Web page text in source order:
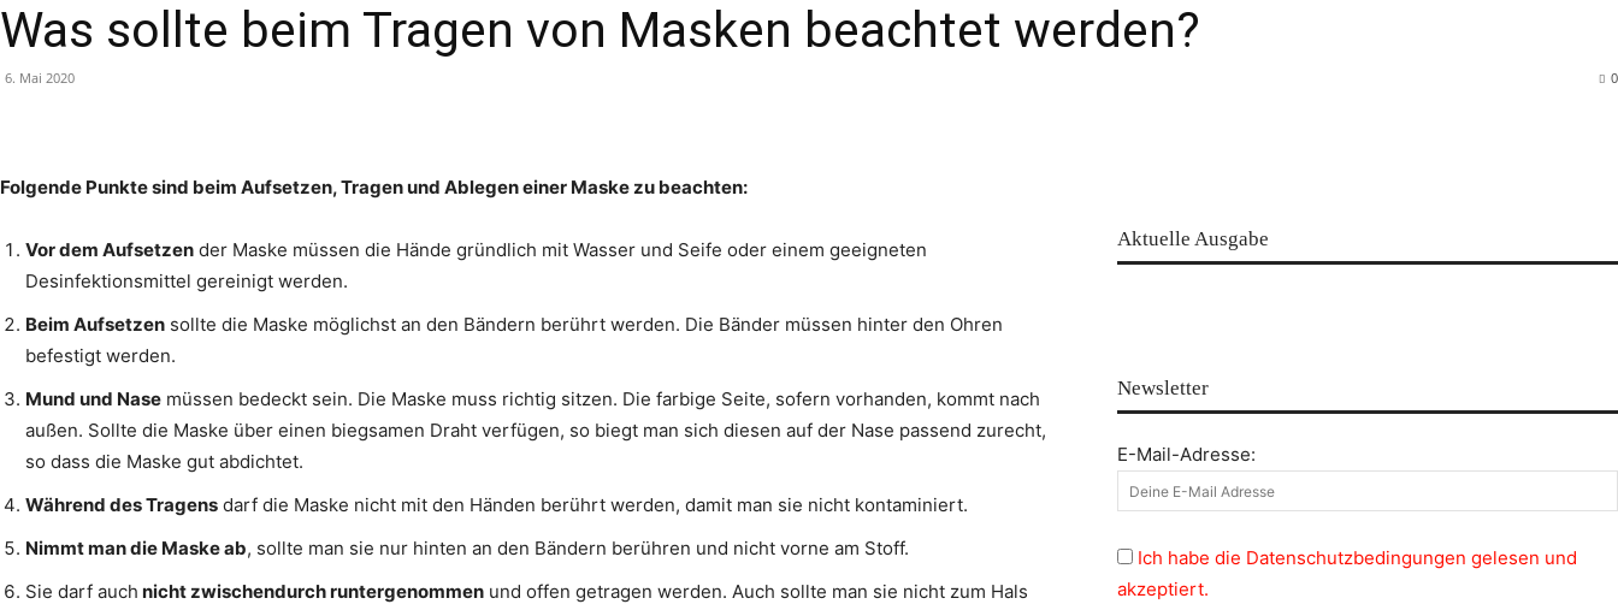
Was sollte beim Tragen von Masken beachtet werden?
6. Mai 2020 0
Folgende Punkte sind beim Aufsetzen, Tragen und Ablegen einer Maske zu beachten:
Vor dem Aufsetzen der Maske müssen die Hände gründlich mit Wasser und Seife oder einem geeigneten
Desinfektionsmittel gereinigt werden.
Beim Aufsetzen sollte die Maske möglichst an den Bändern berührt werden. Die Bänder müssen hinter den Ohren
befestigt werden.
Mund und Nase müssen bedeckt sein. Die Maske muss richtig sitzen. Die farbige Seite, sofern vorhanden, kommt nach
außen. Sollte die Maske über einen biegsamen Draht verfügen, so biegt man sich diesen auf der Nase passend zurecht,
so dass die Maske gut abdichtet.
Während des Tragens darf die Maske nicht mit den Händen berührt werden, damit man sie nicht kontaminiert.
Nimmt man die Maske ab, sollte man sie nur hinten an den Bändern berühren und nicht vorne am Stoff.
Sie darf auch nicht zwischendurch runtergenommen und offen getragen werden. Auch sollte man sie nicht zum Hals
Aktuelle Ausgabe
Newsletter
E-Mail-Adresse:
Ich habe die Datenschutzbedingungen gelesen und
akzeptiert.